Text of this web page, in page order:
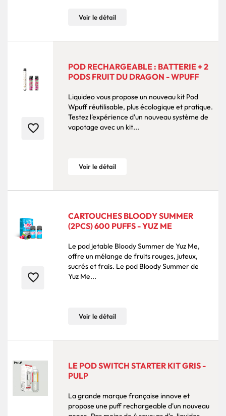
Voir le détail
favorite_border
POD RECHARGEABLE : BATTERIE + 2
PODS FRUIT DU DRAGON - WPUFF
Liquideo vous propose un nouveau kit Pod
Wpuff réutilisable, plus écologique et pratique.
Testez l'expérience d'un nouveau système de
vapotage avec un kit...
Voir le détail
favorite_border
CARTOUCHES BLOODY SUMMER
(2PCS) 600 PUFFS - YUZ ME
Le pod jetable Bloody Summer de Yuz Me,
offre un mélange de fruits rouges, juteux,
sucrés et frais. Le pod Bloody Summer de
Yuz Me...
Voir le détail
LE POD SWITCH STARTER KIT GRIS -
PULP
La grande marque française innove et
propose une puff rechargeable d'un nouveau